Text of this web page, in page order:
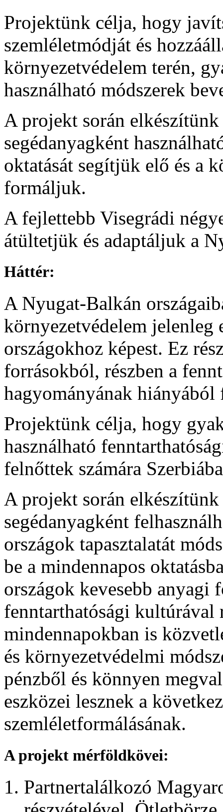
Projektünk célja, hogy
szemléletmódját és
környezetvédelem terén,
használható módszerek
A projekt során
segédanyagként
oktatását segítjük elő és a
formáljuk.
A fejlettebb Visegrádi
átültetjük és adaptáljuk a
Háttér:
A Nyugat-Balkán
környezetvédelem jelenleg
országokhoz képest. Ez
forrásokból, részben a
hagyományának hiányából
Projektünk célja, hogy
használható
felnőttek számára
A projekt során
segédanyagként
országok tapasztalatát
be a mindennapos
országok kevesebb anyagi
fenntarthatósági
mindennapokban is
és környezetvédelmi
pénzből és könnyen
eszközei lesznek a
szemléletformálásának.
A projekt mérföldkövei:
Partnertalálkozó